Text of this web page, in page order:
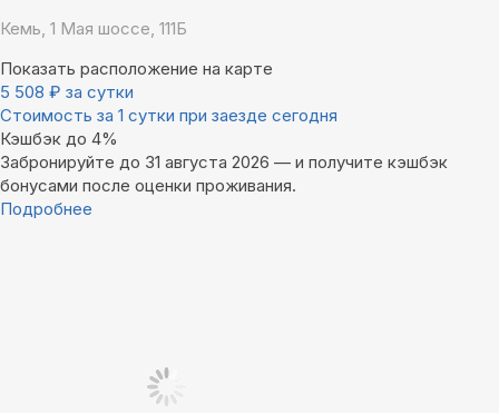
Кемь, 1 Мая шоссе, 111Б
Показать расположение на карте
5 508 ₽ за сутки
Стоимость за 1 сутки при заезде сегодня
Кэшбэк до 4%
Забронируйте до 31 августа 2026 — и получите кэшбэк
бонусами после оценки проживания.
Подробнее